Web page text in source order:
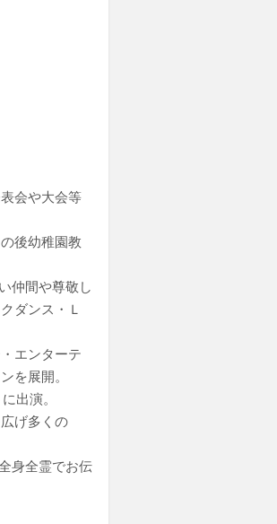
会や大会等
後幼稚園教
仲間や尊敬し
ダンス・Ｌ
エンターテ
を展開。
出演。
げ多くの
身全霊でお伝